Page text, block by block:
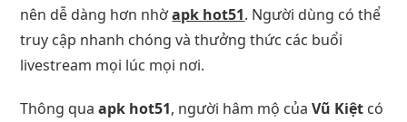
nên dễ dàng hơn nhờapk hot51. Người dùng có thể
truy cập nhanh chóng và thưởng thức các buổi
livestream mọi lúc mọi nơi.
Thông quaapk hot51, người hâm mộ củaVũ Kiệt có